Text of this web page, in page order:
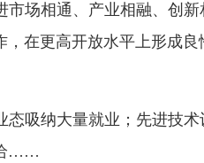
场相通、产业相融、创
在更高开放水平上形成良
吸纳大量就业；先进技
给……